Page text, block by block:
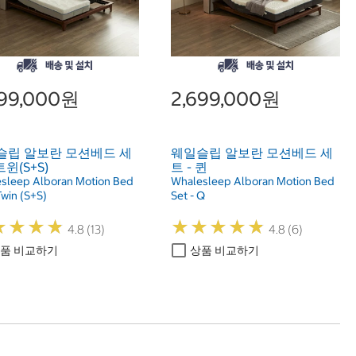
원
립 알보란 모션베드 세
윈(S+S)
Alboran Motion Bed
(S+S)
★★★
★★★ 4.8 (13)
비교하기
2,699,000원
웨일슬립 알보란 모션베드 세
트 - 퀸
Whalesleep Alboran Motion Bed
Set - Q
★★★★★
★★★★★ 4.8 (6)
상품 비교하기